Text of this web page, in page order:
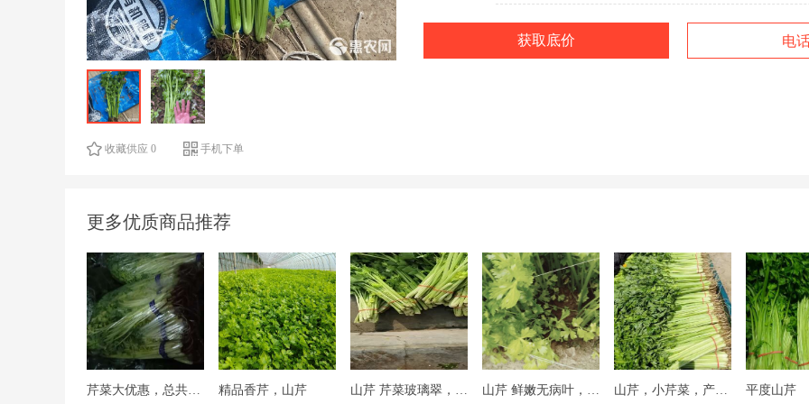
收藏供应 0 手机下单
获取底价 电
更多优质商品推荐
芹菜大优惠，总共4000斤左右 精品香芹，山芹 山芹 芹菜玻璃翠，货源充足，价格便宜。质量好。 山芹 鲜嫩无病叶，株高55厘米，货源充足，有现货 山芹，小芹菜，产地直销，代收代办，全国发货。 平度山芹